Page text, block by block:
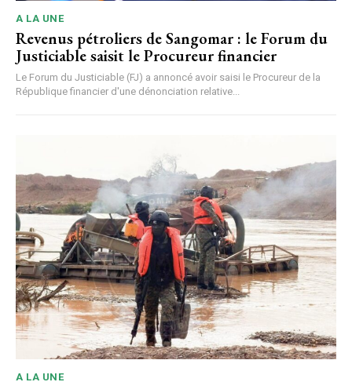
A LA UNE
Revenus pétroliers de Sangomar : le Forum du
Justiciable saisit le Procureur financier
Le Forum du Justiciable (FJ) a annoncé avoir saisi le Procureur de la
République financier d'une dénonciation relative...
A LA UNE